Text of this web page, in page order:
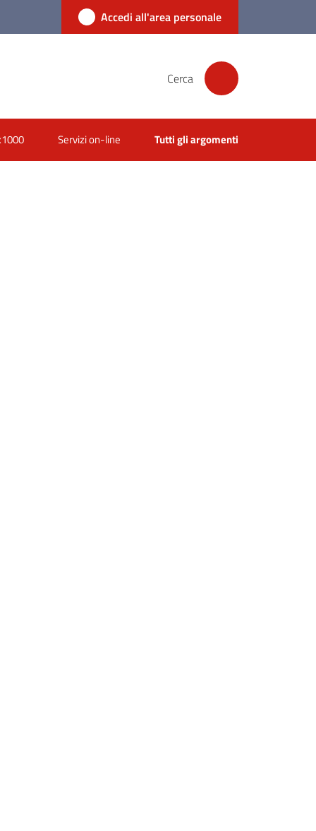
Accedi all'area personale
Cerca
Servizi on-line Tutti gli argomenti